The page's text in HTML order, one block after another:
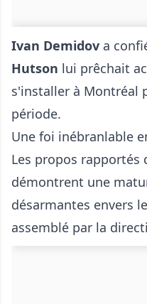
Ivan Demidov a
Hutson lui prêchait
s'installer à Montréal
période.
Une foi inébranlable
Les propos
démontrent une
désarmantes envers
assemblé par la